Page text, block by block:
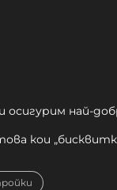
осигурим най-
кои